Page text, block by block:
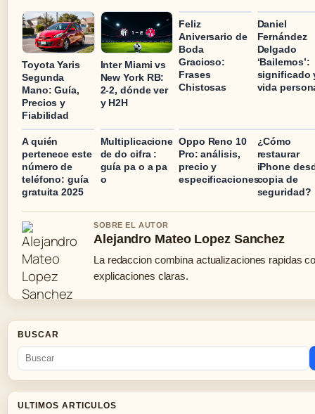
Toyota Yaris
Segunda
Mano: Guía,
Precios y
Fiabilidad
Inter Miami vs
New York RB:
2-2, dónde ver
y H2H
Feliz
Aniversario de
Boda
Gracioso:
Frases
Chistosas
Daniel
Fernández
Delgado
‘Bailemos’:
significado
vida
A quién
pertenece este
número de
teléfono: guía
gratuita 2025
Multiplicacione
de do cifra :
guía pa o a pa
o
Oppo Reno 10
Pro: análisis,
precio y
especificaciones
¿Cómo
restaurar
iPhone
copia de
seguridad?
SOBRE EL AUTOR
Alejandro Mateo Lopez Sanchez
La redaccion combina actualizaciones rapidas
explicaciones claras.
BUSCAR
ULTIMOS ARTICULOS